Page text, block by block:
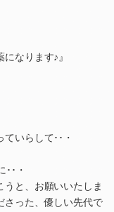
なります♪』
いらして･･・
･･・
と、お願いいたしま
さった、優しい先代で